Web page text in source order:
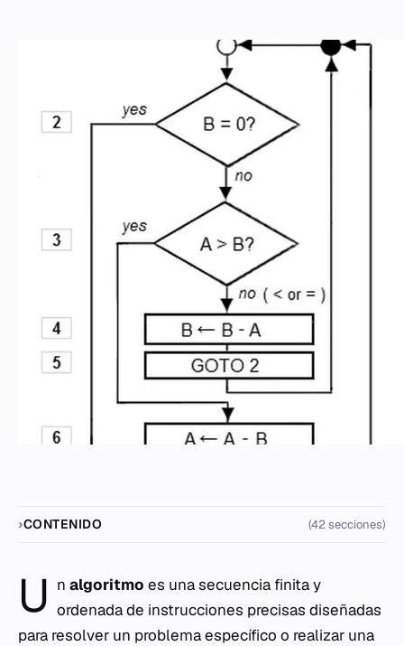
CONTENIDO (42 secciones)
U n algoritmo es una secuencia finita y
ordenada de instrucciones precisas diseñadas
para resolver un problema específico o realizar una